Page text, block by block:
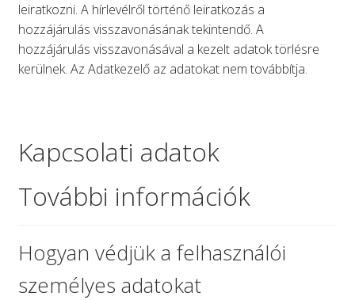
leiratkozni. A hírlevélről történő leiratkozás a
hozzájárulás visszavonásának tekintendő. A
hozzájárulás visszavonásával a kezelt adatok törlésre
kerülnek. Az Adatkezelő az adatokat nem továbbítja.
Kapcsolati adatok
További információk
Hogyan védjük a felhasználói
személyes adatokat